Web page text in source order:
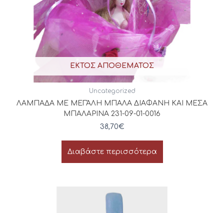
ΕΚΤΌΣ ΑΠΟΘΈΜΑΤΟΣ
Uncategorized
ΛΑΜΠΑΔΑ ΜΕ ΜΕΓΆΛΗ ΜΠΑΛΑ ΔΙΑΦΑΝΗ ΚΑΙ ΜΕΣΑ
ΜΠΑΛΑΡΙΝΑ 231-09-01-0016
38,70€
Διαβάστε περισσότερα